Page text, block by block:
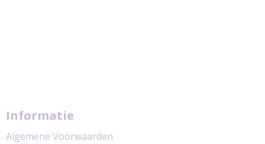
Informatie
Algemene Voorwaarden